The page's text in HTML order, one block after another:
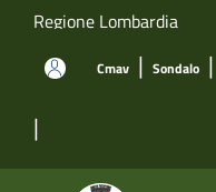
Salta al contenuto principale
Regione Lombardia
Cmav | Sondalo |
|